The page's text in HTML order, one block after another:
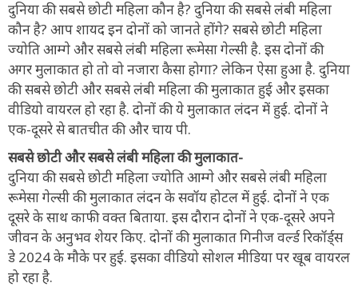
दुनिया की सबसे छोटी महिला कौन है? दुनिया की सबसे लंबी महिला
कौन है? आप शायद इन दोनों को जानते होंगे? सबसे छोटी महिला
ज्योति आम्गे और सबसे लंबी महिला रूमेसा गेल्सी है. इस दोनों की
अगर मुलाकात हो तो वो नजारा कैसा होगा? लेकिन ऐसा हुआ है. दुनिया
की सबसे छोटी और सबसे लंबी महिला की मुलाकात हुई और इसका
वीडियो वायरल हो रहा है. दोनों की ये मुलाकात लंदन में हुई. दोनों ने
एक-दूसरे से बातचीत की और चाय पी.
सबसे छोटी और सबसे लंबी महिला की मुलाकात-
दुनिया की सबसे छोटी महिला ज्योति आम्गे और सबसे लंबी महिला
रूमेसा गेल्सी की मुलाकात लंदन के सवॉय होटल में हुई. दोनों ने एक
दूसरे के साथ काफी वक्त बिताया. इस दौरान दोनों ने एक-दूसरे अपने
जीवन के अनुभव शेयर किए. दोनों की मुलाकात गिनीज वर्ल्ड रिकॉर्ड्स
डे 2024 के मौके पर हुई. इसका वीडियो सोशल मीडिया पर खूब वायरल
हो रहा है.